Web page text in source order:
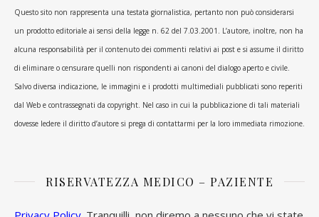
Questo sito non rappresenta una testata giornalistica, pertanto non può considerarsi
un prodotto editoriale ai sensi della legge n. 62 del 7.03.2001. L’autore, inoltre, non ha
alcuna responsabilità per il contenuto dei commenti relativi ai post e si assume il diritto
di eliminare o censurare quelli non rispondenti ai canoni del dialogo aperto e civile.
Salvo diversa indicazione, le immagini e i prodotti multimediali pubblicati sono reperiti
dal Web e contrassegnati da copyright. Nel caso in cui la pubblicazione di tali materiali
dovesse ledere il diritto d’autore si prega di contattarmi per la loro immediata rimozione.
RISERVATEZZA MEDICO – PAZIENTE